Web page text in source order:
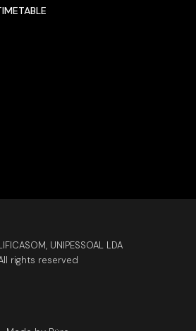
UNIPESSOAL LDA
rights reserved